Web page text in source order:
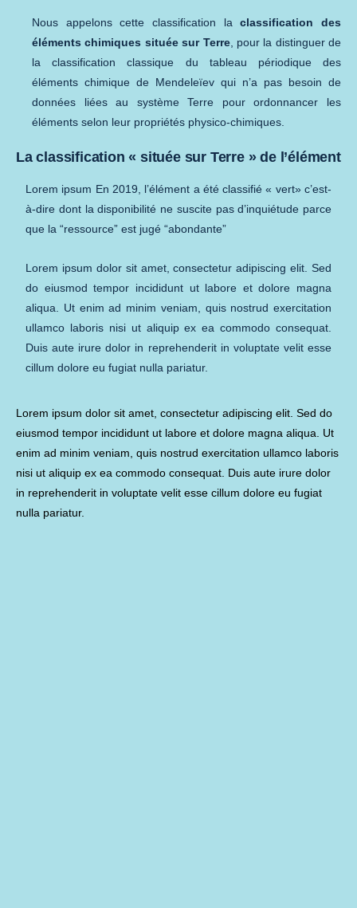
Nous appelons cette classification laclassification des
éléments chimiques située sur Terre, pour la distinguer de
la classification classique du tableau périodique des
éléments chimique de Mendeleïev qui n’a pas besoin de
données liées au système Terre pour ordonnancer les
éléments selon leur propriétés physico-chimiques.
La classification « située sur Terre » de l’élément
Lorem ipsum En 2019, l’élément a été classifié « vert» c’est-
à-dire dont la disponibilité ne suscite pas d’inquiétude parce
que la “ressource” est jugé “abondante”
Lorem ipsum dolor sit amet, consectetur adipiscing elit. Sed
do eiusmod tempor incididunt ut labore et dolore magna
aliqua. Ut enim ad minim veniam, quis nostrud exercitation
ullamco laboris nisi ut aliquip ex ea commodo consequat.
Duis aute irure dolor in reprehenderit in voluptate velit esse
cillum dolore eu fugiat nulla pariatur.
Lorem ipsum dolor sit amet, consectetur adipiscing elit. Sed do
eiusmod tempor incididunt ut labore et dolore magna aliqua. Ut
enim ad minim veniam, quis nostrud exercitation ullamco laboris
nisi ut aliquip ex ea commodo consequat. Duis aute irure dolor
in reprehenderit in voluptate velit esse cillum dolore eu fugiat
nulla pariatur.